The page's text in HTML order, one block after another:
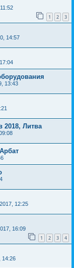
1 2 3
14:57
13:43
2018, Литва
12:25
16:09
1 2 3 4
14:26